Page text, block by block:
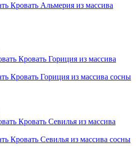
Кровать Альмерия из массива
Кровать Гориция из массива сосны
Кровать Севилья из массива сосны